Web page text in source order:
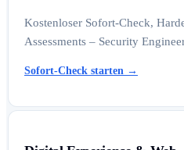
Kostenloser Sofort-Check,
Assessments – Security
Sofort-Check starten →